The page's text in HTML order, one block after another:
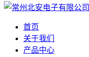
首页
关于我们
产品中心